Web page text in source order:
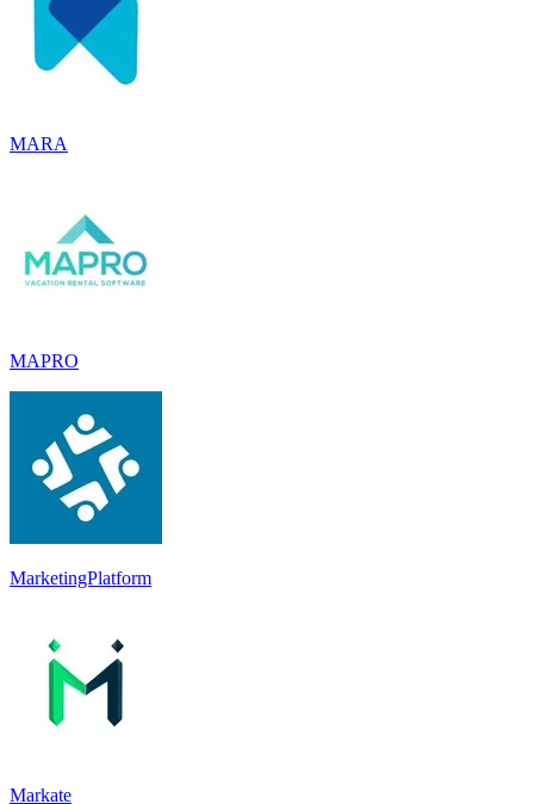
MARA
MAPRO
MarketingPlatform
Markate